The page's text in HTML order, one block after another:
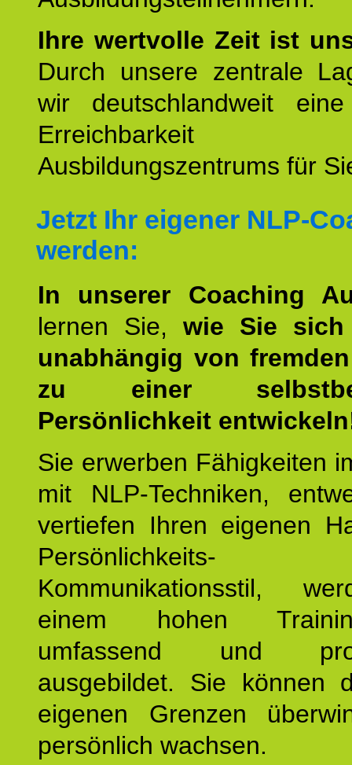
Ihre wertvolle Zeit ist
Durch unsere zentrale
wir deutschlandweit
Erreichbarkeit
Ausbildungszentrums für
Jetzt Ihr eigener NLP-
werden:
In unserer Coaching
lernen Sie, wie Sie
unabhängig von
zu einer
Persönlichkeit
Sie erwerben Fähigkeiten
mit NLP-Techniken,
vertiefen Ihren eigenen
Kommunikationsstil,
einem hohen
umfassend und
ausgebildet. Sie können
eigenen Grenzen
persönlich wachsen.